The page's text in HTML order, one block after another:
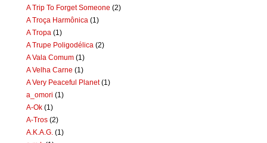
A Trip To Forget Someone (2)
A Troça Harmônica (1)
A Tropa (1)
A Trupe Poligodélica (2)
A Vala Comum (1)
A Velha Carne (1)
A Very Peaceful Planet (1)
a_omori (1)
A-Ok (1)
A-Tros (2)
A.K.A.G. (1)